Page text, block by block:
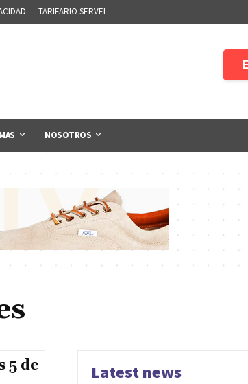
TARIFARIO SERVEL
NOSOTROS
5 de
Latest news